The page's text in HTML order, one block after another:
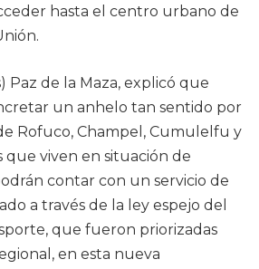
hasta el centro urbano de
Paz de la Maza, explicó que
un anhelo tan sentido por
Rofuco, Champel, Cumulelfu y
que viven en situación de
contar con un servicio de
a través de la ley espejo del
que fueron priorizadas
en esta nueva